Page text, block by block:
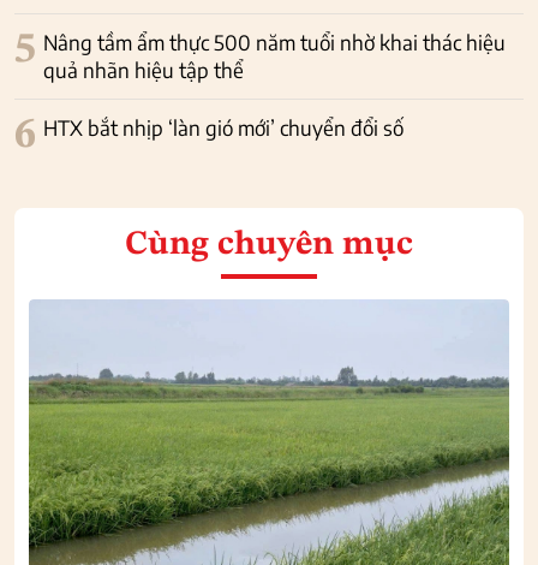
5 Nâng tầm ẩm thực 500 năm tuổi nhờ khai thác hiệu
quả nhãn hiệu tập thể
6 HTX bắt nhịp ‘làn gió mới’ chuyển đổi số
Cùng chuyên mục